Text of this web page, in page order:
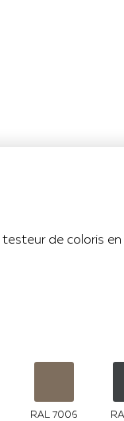
de coloris
RAL 7006